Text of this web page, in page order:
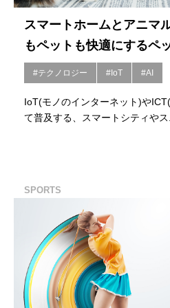
スマートホームとアニマ
もペットも快適にするペ
#テクノロジー #IoT #AI
IoT(モノのインターネット)や
て普及する、スマートシティやス
SPORTS